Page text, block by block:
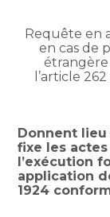
Requête en
en cas de
l’article
Donnent
fixe les
l’exécution
application
1924